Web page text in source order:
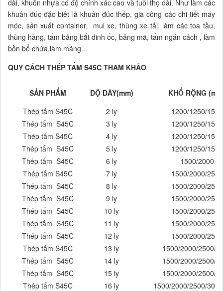
dài, khuôn nhựa có độ chính xác cao và tuổi thọ dài. Như l àm các
khuân đúc đặc biêt là khuân đúc thép, gia công các chi tiết máy
móc, sản xuất container, mui xe, thùng xe tải, làm các toa tầu,
thùng hàng, tấm bảng bắt đinh ốc, bảng mã, tấm ngăn cách , làm
bồn bể chứa,làm máng...
QUY CÁCH THÉP TẤM S45C THAM KHẢO
SẢN PHẨM ĐỘ DÀY(mm)
KHỔ RỘNG
Thép tấm S45C
2 ly
1200/1250/1500
Thép tấm S45C
3 ly
1200/1250/1500
Thép tấm S45C
4 ly
1200/1250/1500
Thép tấm S45C
5 ly
1200/1250/1500
Thép tấm S45C
6 ly
1500/2000
Thép tấm S45C
7 ly
1500/2000/2500
Thép tấm S45C
8 ly
1500/2000/2500
Thép tấm S45C
9 ly
1500/2000/2500
Thép tấm S45C
10 ly
1500/2000/2500
Thép tấm S45C
11 ly
1500/2000/2500
Thép tấm S45C
12 ly
1500/2000/2500
Thép tấm S45C
13 ly
1500/2000/2500/
Thép tấm S45C
14 ly
1500/2000/2500/
Thép tấm S45C
15 ly
1500/2000/2500/
Thép tấm S45C
16 ly
1500/2000/2500/